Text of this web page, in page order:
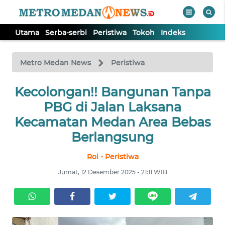
Utama Serba-serbi Peristiwa Tokoh Indeks
Metro Medan News Peristiwa
Kecolongan!! Bangunan Tanpa
PBG di Jalan Laksana
Kecamatan Medan Area Bebas
Berlangsung
Roi - Peristiwa
Jumat, 12 Desember 2025 - 21:11 WIB
TV
Tutup
UTAMA
SERBA-
SERBI
TOKOH